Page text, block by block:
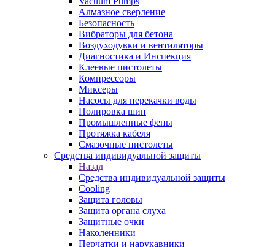
Алмазное сверление
Безопасность
Вибраторы для бетона
Воздуходувки и вентиляторы
Диагностика и Инспекция
Клеевые пистолеты
Компрессоры
Миксеры
Насосы для перекачки воды
Полировка шин
Промышленные фены
Протяжка кабеля
Смазочные пистолеты
Средства индивидуальной защиты
Назад
Средства индивидуальной защиты
Cooling
Защита головы
Защита органа слуха
Защитные очки
Наколенники
Перчатки и нарукавники